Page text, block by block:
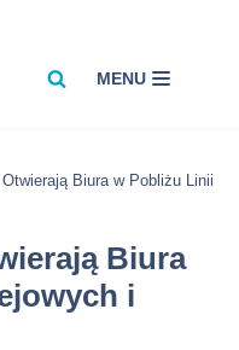
MENU
Biura w Pobliżu Linii
Biura
i